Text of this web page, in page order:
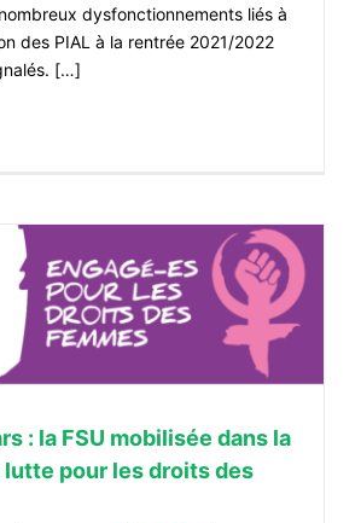
dysfonctionnements liés à
des PIAL à la rentrée 2021/2022
[…]
: la FSU mobilisée dans la
lutte pour les droits des